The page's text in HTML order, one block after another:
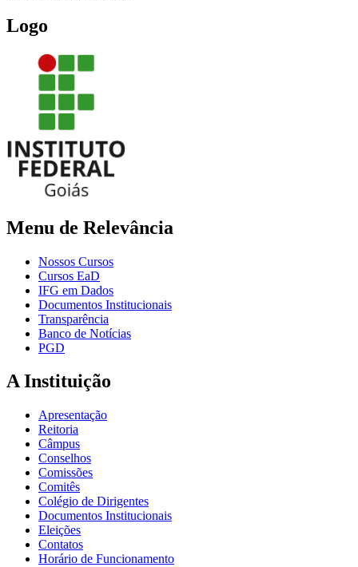
Logo
Menu de Relevância
Nossos Cursos
Cursos EaD
IFG em Dados
Documentos Institucionais
Transparência
Banco de Notícias
PGD
A Instituição
Apresentação
Reitoria
Câmpus
Conselhos
Comissões
Comitês
Colégio de Dirigentes
Documentos Institucionais
Eleições
Contatos
Horário de Funcionamento